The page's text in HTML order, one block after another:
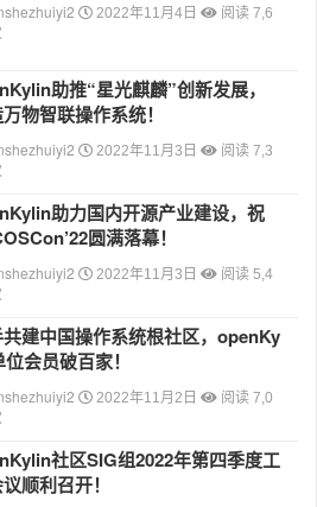
2022年11月4日
阅读 7,6
助推“星光麒麟”创新发展，
物智联操作系统！
2022年11月3日
阅读 7,3
助力国内开源产业建设，祝
圆满落幕！
2022年11月3日
阅读 5,4
建中国操作系统根社区，openKy
会员破百家！
2022年11月2日
阅读 7,0
社区SIG组2022年第四季度工
顺利召开！